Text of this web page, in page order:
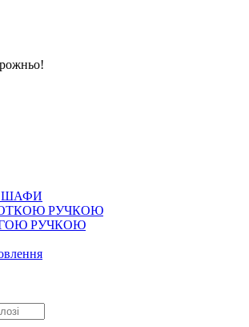
ШАФИ
РУЧКОЮ
РУЧКОЮ